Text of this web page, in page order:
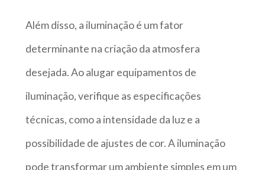
Além disso, a iluminação é um fator
determinante na criação da atmosfera
desejada. Ao alugar equipamentos de
iluminação, verifique as especificações
técnicas, como a intensidade da luz e a
possibilidade de ajustes de cor. A iluminação
pode transformar um ambiente simples em um